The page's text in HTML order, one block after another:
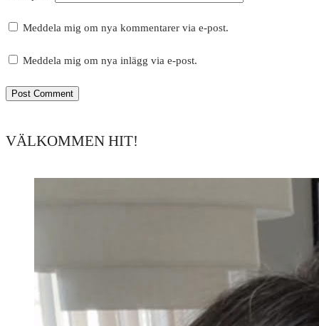
Meddela mig om nya kommentarer via e-post.
Meddela mig om nya inlägg via e-post.
VÄLKOMMEN HIT!